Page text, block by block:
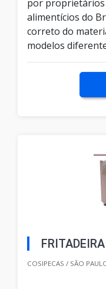
por proprietários
alimentícios do
correto do
modelos
COSIPECAS / SÃO